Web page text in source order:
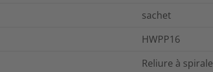
sachet
HWPP16
Reliure à spirale